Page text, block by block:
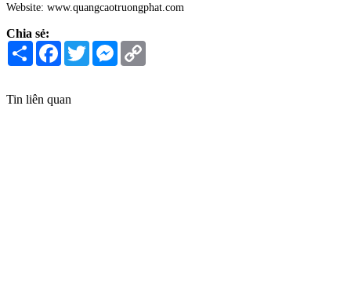
Website: www.quangcaotruongphat.com
Chia sẻ:
Share Facebook
TwitterMessenger
Tin liên quan